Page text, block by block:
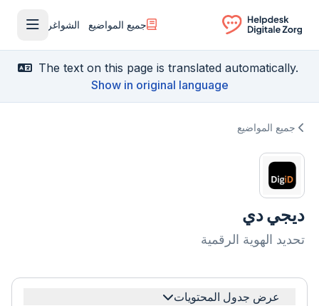
Ga naar de homepagina
جميع المواضيع الشواغر
فتح
The text on this page is translated automatically.
Show in original language
جميع المواضيع
ديجي دي
تحديد الهوية الرقمية
عرض جدول المحتويات